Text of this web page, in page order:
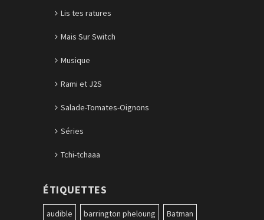
Lis tes ratures
Mais Sur Switch
Musique
Rami et J2S
Salade-Tomates-Oignons
Séries
Tchi-tchaaa
ÉTIQUETTES
audible barrington pheloung Batman